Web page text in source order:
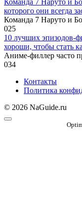
которого они всегда
Команда 7 Наруто и
025
10 лучших эпизодов-
хороши, чтобы стать
Аниме-филлер часто
034
Контакты
Политика
© 2026 NaGuide.ru